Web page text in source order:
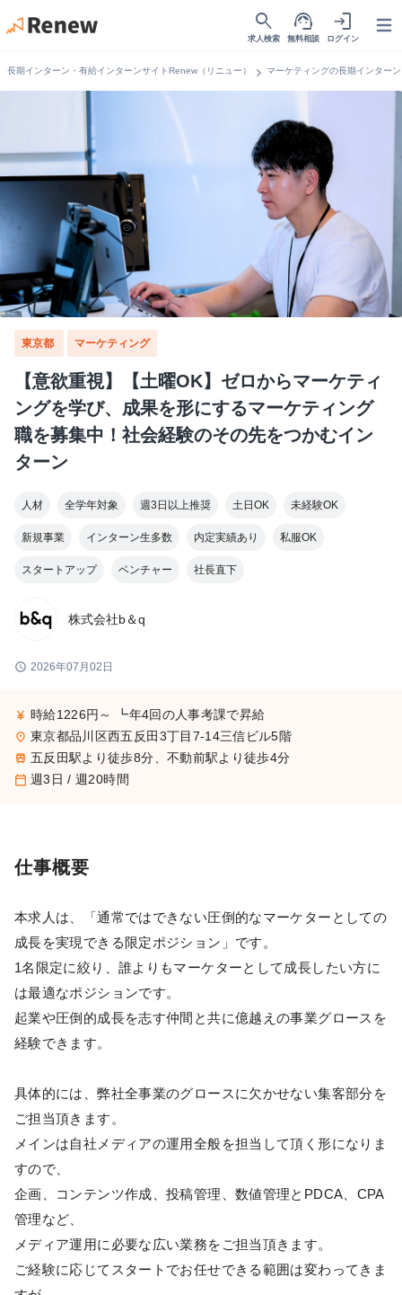
search
求人検索
support_agent
無料相談
login
ログイン
長期インターン・有給インターンサイトRenew（リニュー） chevron_right マーケティングの長期インター
東京都 マーケティング
【意欲重視】【土曜OK】ゼロからマーケティ
ングを学び、成果を形にするマーケティング
職を募集中！社会経験のその先をつかむイン
ターン
人材 全学年対象 週3日以上推奨 土日OK 未経験OK
新規事業 インターン生多数 内定実績あり 私服OK
スタートアップ ベンチャー 社長直下
株式会社b＆q
schedule 2026年07月02日
currency_yen 時給1226円～ ┗年4回の人事考課で昇給
place 東京都品川区西五反田3丁目7-14三信ビル5階
train 五反田駅より徒歩8分、不動前駅より徒歩4分
calendar_today 週3日 / 週20時間
仕事概要
本求人は、「通常ではできない圧倒的なマーケターとしての
成長を実現できる限定ポジション」です。
1名限定に絞り、誰よりもマーケターとして成長したい方に
は最適なポジションです。
起業や圧倒的成長を志す仲間と共に億越えの事業グロースを
経験できます。
具体的には、弊社全事業のグロースに欠かせない集客部分を
ご担当頂きます。
メインは自社メディアの運用全般を担当して頂く形になりま
すので、
企画、コンテンツ作成、投稿管理、数値管理とPDCA、CPA
管理など、
メディア運用に必要な広い業務をご担当頂きます。
ご経験に応じてスタートでお任せできる範囲は変わってきま